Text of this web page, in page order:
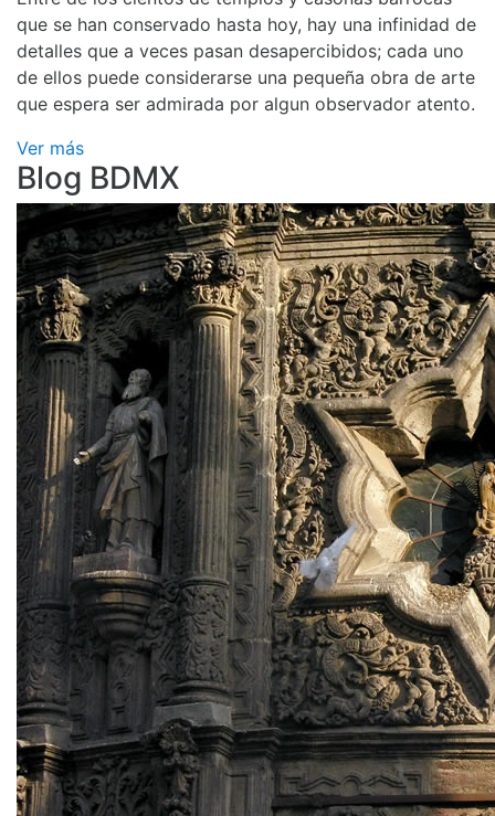
que se han conservado hasta hoy, hay una infinidad de
detalles que a veces pasan desapercibidos; cada uno
de ellos puede considerarse una pequeña obra de arte
que espera ser admirada por algun observador atento.
Ver más
Blog BDMX